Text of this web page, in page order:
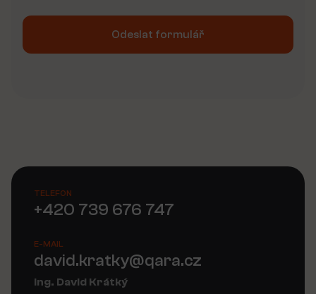
Odeslat formulář
TELEFON
+420 739 676 747
E-MAIL
david.kratky@qara.cz
Ing. David Krátký